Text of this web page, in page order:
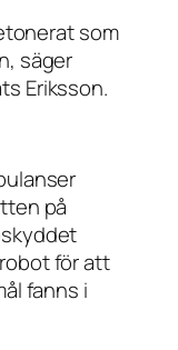
som
säger
Eriksson.
på
för att
fanns i